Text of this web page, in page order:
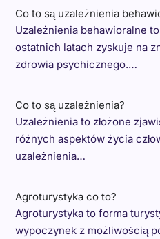
Co to są uzależnienia
Uzależnienia behawioralne
ostatnich latach zyskuje na
zdrowia psychicznego.…
Co to są uzależnienia?
Uzależnienia to złożone
różnych aspektów życia
uzależnienia…
Agroturystyka co to?
Agroturystyka to forma
wypoczynek z możliwością